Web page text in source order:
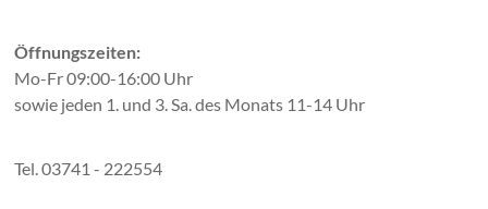
Öffnungszeiten:
Mo-Fr 09:00-16:00 Uhr
sowie jeden 1. und 3. Sa. des Monats 11-14 Uhr
Tel. 03741 - 222554